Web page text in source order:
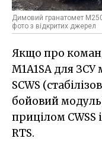
Димовий гранатомет
фото з відкритих джерел
Якщо про
M1A1SA для
SCWS
бойовий
прицілом CWSS
RTS.